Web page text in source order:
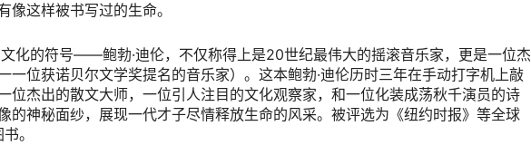
这样被书写过的生命。
化的符号——鲍勃·迪伦，不仅称得上是20世纪最伟大的摇滚音乐家，更是一位杰
一位获诺贝尔文学奖提名的音乐家）。这本鲍勃·迪伦历时三年在手动打字机上敲
位杰出的散文大师，一位引人注目的文化观察家，和一位化装成荡秋千演员的诗
的神秘面纱，展现一代才子尽情释放生命的风采。被评选为《纽约时报》等全球
。